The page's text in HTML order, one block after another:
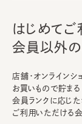
はじめてご
会員以外
店舗・オンラインシ
お買いもので貯まる
会員ランクに応じ
ご利用いただける